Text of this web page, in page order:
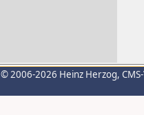
© 2006-2026 Heinz Herzog,